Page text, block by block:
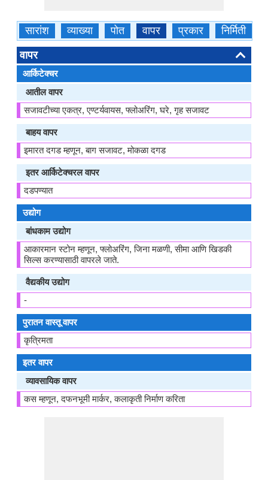
सारांश व्याख्या पोत वापर प्रकार निर्मिती
वापर
आर्किटेक्चर
आतील वापर
सजावटीच्या एकत्र, एण्टर्यवायस, फ्लोअरिंग, घरे, गृह सजावट
बाहय वापर
इमारत दगड म्हणून, बाग सजावट, मोकळा दगड
इतर आर्किटेक्चरल वापर
दडपण्यात
उद्योग
बांधकाम उद्योग
आकारमान स्टोन म्हणून, फ्लोअरिंग, जिना मळणी, सीमा आणि खिडकी
सिल्स करण्यासाठी वापरले जाते.
वैद्यकीय उद्योग
-
पुरातन वास्तू वापर
कृत्रिमता
इतर वापर
व्यावसायिक वापर
कस म्हणून, दफनभूमी मार्कर, कलाकृती निर्माण करिता